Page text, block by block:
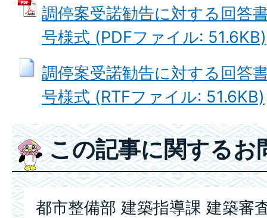
調停案受諾勧告に対する回答
号様式 (PDFファイル: 51.6KB)
調停案受諾勧告に対する回答
号様式 (RTFファイル: 51.6KB)
この記事に関するお
都市整備部 建築指導課 建築審